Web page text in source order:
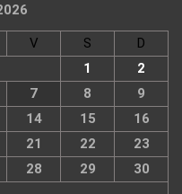
V S
D
1
2
7 8
9
14 15
16
21 22
23
28 29
30